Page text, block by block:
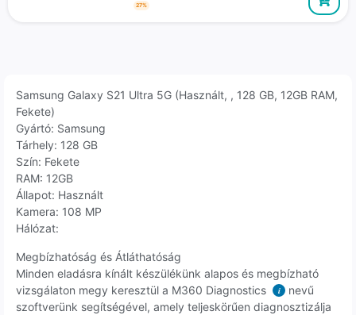
27%
Samsung Galaxy S21 Ultra 5G (Használt, , 128 GB, 12GB RAM,
Fekete)
Gyártó: Samsung
Tárhely: 128 GB
Szín: Fekete
RAM: 12GB
Állapot: Használt
Kamera: 108 MP
Hálózat:
Megbízhatóság és Átláthatóság
Minden eladásra kínált készülékünk alapos és megbízható
vizsgálaton megy keresztül a M360 Diagnostics
i
nevű
szoftverünk segítségével, amely teljeskörűen diagnosztizálja